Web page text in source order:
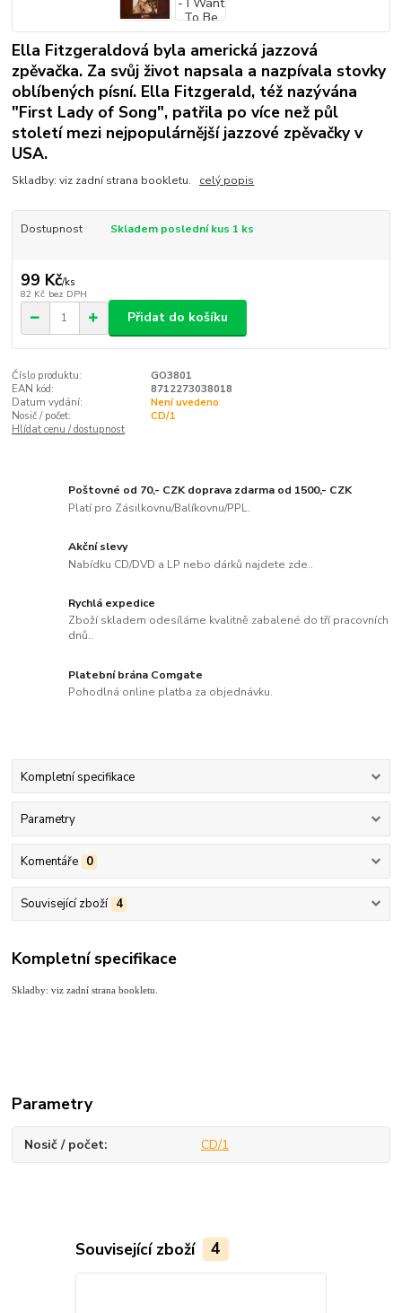
Ella Fitzgeraldová byla americká jazzová
zpěvačka. Za svůj život napsala a nazpívala stovky
oblíbených písní. Ella Fitzgerald, též nazývána
"First Lady of Song", patřila po více než půl
století mezi nejpopulárnější jazzové zpěvačky v
USA.
Skladby: viz zadní strana bookletu. celý popis
Dostupnost Skladem poslední kus 1 ks
99 Kč/ks
82 Kč bez DPH
Přidat do košíku
Číslo produktu:
GO3801
EAN kód:
8712273038018
Datum vydání:
Není uvedeno
Nosič / počet:
CD/1
Hlídat cenu / dostupnost
Poštovné od 70,- CZK doprava zdarma od 1500,- CZK
Platí pro Zásilkovnu/Balíkovnu/PPL.
Akční slevy
Nabídku CD/DVD a LP nebo dárků najdete zde..
Rychlá expedice
Zboží skladem odesíláme kvalitně zabalené do tří pracovních
dnů..
Platební brána Comgate
Pohodlná online platba za objednávku.
Kompletní specifikace
Parametry
Komentáře 0
Související zboží 4
Kompletní specifikace
Skladby: viz zadní strana bookletu.
Parametry
Nosič / počet CD/1
Související zboží 4